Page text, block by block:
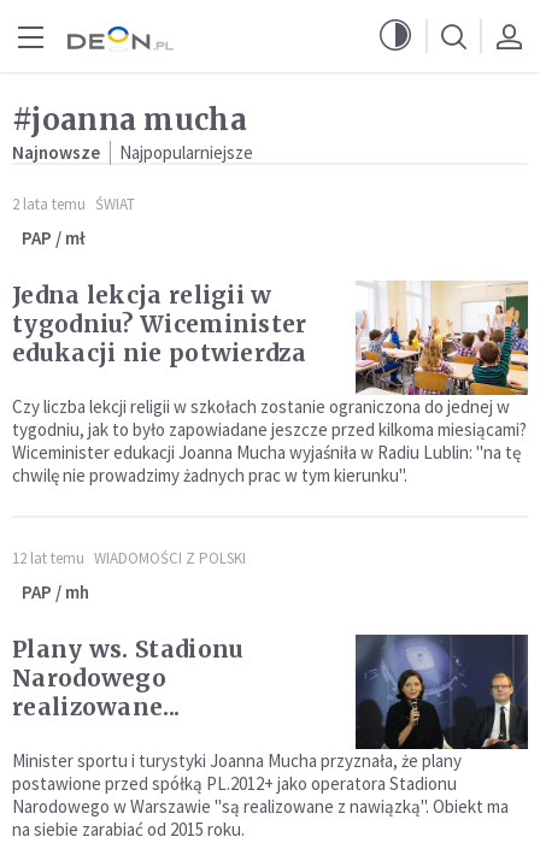
#joanna mucha
Najnowsze Najpopularniejsze
2 lata temu ŚWIAT
PAP / mł
Jedna lekcja religii w
tygodniu? Wiceminister
edukacji nie potwierdza
Czy liczba lekcji religii w szkołach zostanie ograniczona do jednej w
tygodniu, jak to było zapowiadane jeszcze przed kilkoma miesiącami?
Wiceminister edukacji Joanna Mucha wyjaśniła w Radiu Lublin: "na tę
chwilę nie prowadzimy żadnych prac w tym kierunku".
12 lat temu WIADOMOŚCI Z POLSKI
PAP / mh
Plany ws. Stadionu
Narodowego
realizowane...
Minister sportu i turystyki Joanna Mucha przyznała, że plany
postawione przed spółką PL.2012+ jako operatora Stadionu
Narodowego w Warszawie "są realizowane z nawiązką". Obiekt ma
na siebie zarabiać od 2015 roku.